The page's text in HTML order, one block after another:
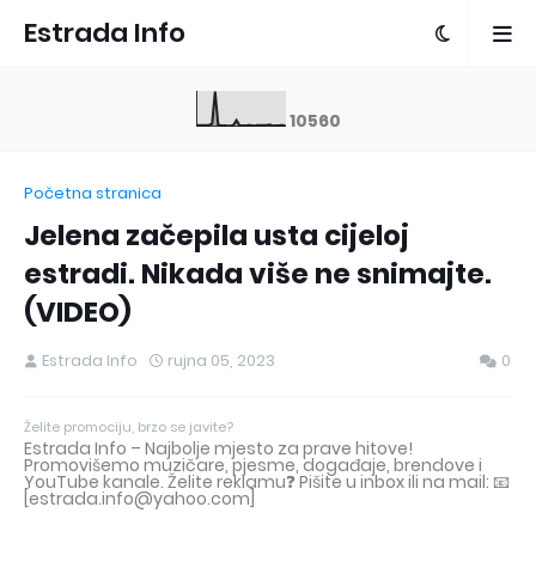
Estrada Info
10560
Početna stranica
Jelena začepila usta cijeloj
estradi. Nikada više ne snimajte.
(VIDEO)
Estrada Info rujna 05, 2023 0
Želite promociju, brzo se javite?
Estrada Info – Najbolje mjesto za prave hitove!
Promovišemo muzičare, pjesme, događaje, brendove i
YouTube kanale. Želite reklamu❓ Pišite u inbox ili na mail: 📧
[estrada.info@yahoo.com]